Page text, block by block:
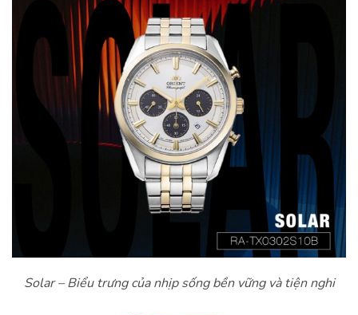
Solar – Biểu trưng của nhịp sống bền vững và tiện nghi